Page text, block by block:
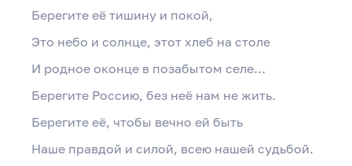
Берегите её тишину и покой,
Это небо и солнце, этот хлеб на столе
И родное оконце в позабытом селе…
Берегите Россию, без неё нам не жить.
Берегите её, чтобы вечно ей быть
Наше правдой и силой, всею нашей судьбой.